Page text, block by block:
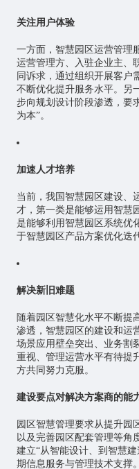
关注用户体验
一方面，智慧园区运营管理
运营管理方、入驻企业主、
同诉求，通过组织开展客户
不断优化提升服务水平。另
步向规划设计阶段渗透，要
为本”。
加速人才培养
当前，我国智慧园区建设、
才，第一类是能够运用智慧
是能够利用智慧园区系统优
于智慧园区产品方案优化迭
解决新旧难题
随着园区智慧化水平不断提
渗透，智慧园区的建设和运
场景应用壁垒突出、业务割
重视、管理运营水平有待提
方共同努力克服。
建设要点对解决方案商的能
园区智慧管理要求从提升园
以及完善园区配套管理等角
建立“从智能设计、到智慧
期信息服务与管理技术支撑